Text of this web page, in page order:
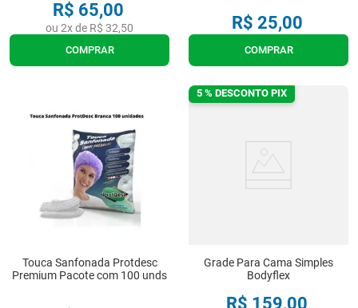
R$ 65,00
ou 2x de R$ 32,50
COMPRAR
R$ 25,00
COMPRAR
Touca Sanfonada Protdesc
Premium Pacote com 100 unds
5 % DESCONTO PIX
Grade Para Cama Simples
Bodyflex
R$ 159,00